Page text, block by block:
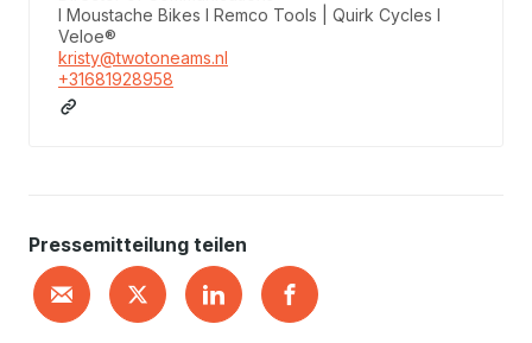
I Moustache Bikes I Remco Tools | Quirk Cycles I
Veloe®
kristy@twotoneams.nl
+31681928958
Pressemitteilung teilen